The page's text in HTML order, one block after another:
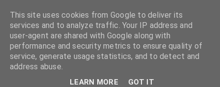
Súgópéldány
This site uses cookies from Google to deliver its
services and to analyze traffic. Your IP address and
user-agent are shared with Google along with
performance and security metrics to ensure quality of
service, generate usage statistics, and to detect and
address abuse.
LEARN MORE GOT IT